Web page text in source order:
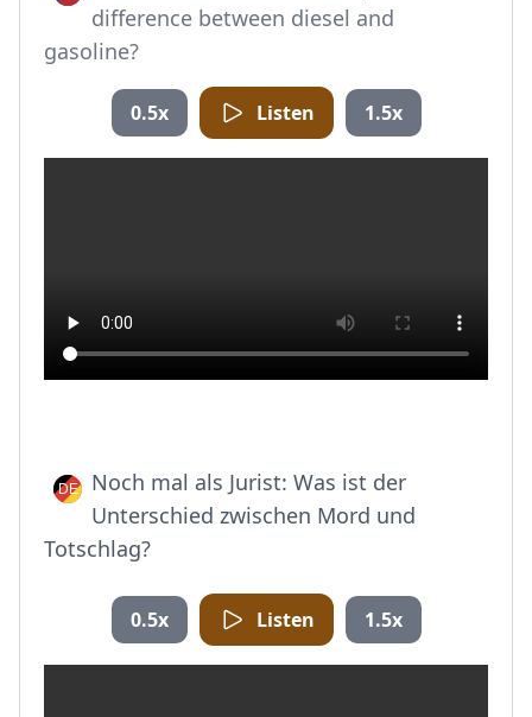
difference between diesel and
gasoline?
0.5x Listen 1.5x
Noch mal als Jurist: Was ist der
Unterschied zwischen Mord und
Totschlag?
0.5x Listen 1.5x